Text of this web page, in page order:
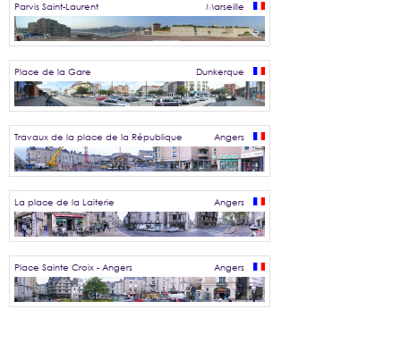
Parvis Saint-Laurent Marseille
Place de la Gare Dunkerque
Travaux de la place de la République Angers
La place de la Laiterie Angers
Place Sainte Croix - Angers Angers